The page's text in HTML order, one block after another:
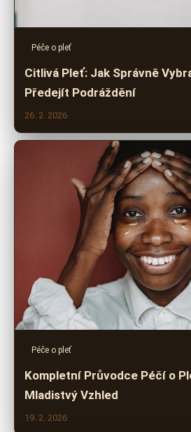
Péče o pleť
Citlivá Pleť: Jak Správně
Předejít Podráždění
26. 2. 2026
Péče o pleť
Kompletní Průvodce Péčí o
Mladistvý Vzhled
19. 2. 2026